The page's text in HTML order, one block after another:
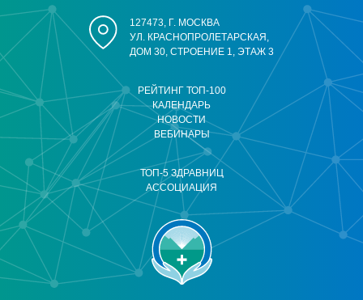
РЕЙТИНГ ТОП-100
КАЛЕНДАРЬ
НОВОСТИ
ВЕБИНАРЫ
ТОП-5 ЗДРАВНИЦ
АССОЦИАЦИЯ
127473, Г. МОСКВА
УЛ. КРАСНОПРОЛЕТАРСКАЯ,
ДОМ 30, СТРОЕНИЕ 1, ЭТАЖ 3